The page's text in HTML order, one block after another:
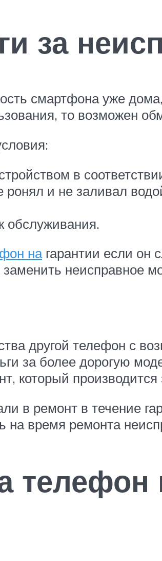
за
смартфона уже
то возможен
в
и не заливал
обслуживания.
нагарантии если он
неисправное
другой телефон с
за более дорогую
который
в ремонт в течение
на время ремонта
телефон